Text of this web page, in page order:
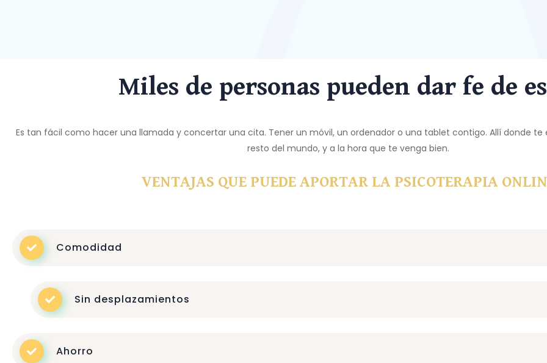
Miles de personas pueden dar fe de
Es tan fácil como hacer una llamada y concertar una cita. Tener un móvil, un ordenador o una tablet contigo. Allí donde te
resto del mundo, y a la hora que te venga bien.
VENTAJAS QUE PUEDE APORTAR LA PSICOTERAPIA
Comodidad
Sin desplazamientos
Ahorro